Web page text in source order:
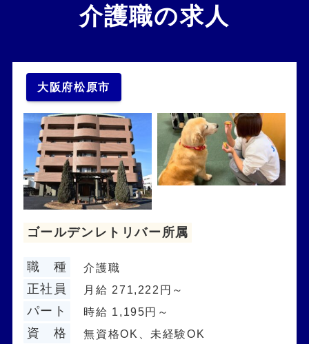
介護職の求人
大阪府松原市
ゴールデンレトリバー所属
職 種 介護職
正社員 月給 271,222円～
パート 時給 1,195円～
資 格 無資格OK、未経験OK